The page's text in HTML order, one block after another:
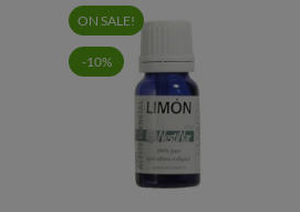
ON SALE!
-10%